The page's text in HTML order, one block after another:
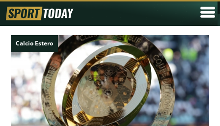
Calcio Estero